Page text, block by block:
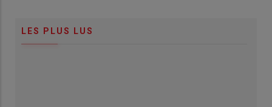
LES PLUS LUS